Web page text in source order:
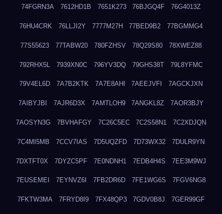
74FGRN3A 7612HD1B 7651K273 76BJGQ4F 76G4013Z
76HU4CRK 76LLJI2Y 7777M27H 77BED9B2 77BGMMG4
77S55623 77TABW20 780FZHSV 78Q29S80 78XWEZ88
792RHX5L 7939XN0C 796YV3DQ 79GHS38T 79L8YFMC
79V4EL6D 7A7B2KTK 7A7E8AHI 7AEEJVFI 7AGCKJXN
7AIBYJBI 7AJR6D3X 7AMTLOH9 7ANGKL8Z 7AOR3BJY
7AOSYN3G 7BVHAFGY 7C26C5EC 7C2S58N1 7C2XDJQN
7C4MI5MB 7CCV7IAS 7D5UQZFD 7D73WX32 7DULR9YN
7DXTFT0X 7DYZC5PF 7E0NDNH1 7EDB4H4S 7EE3M9WJ
7EUSEMEI 7EYNVZ6I 7FB2DR6D 7FE1WG6S 7FGV6NG8
7FKTW3MA 7FRYD8I9 7FX48QP3 7GDV0B8J 7GER99GF